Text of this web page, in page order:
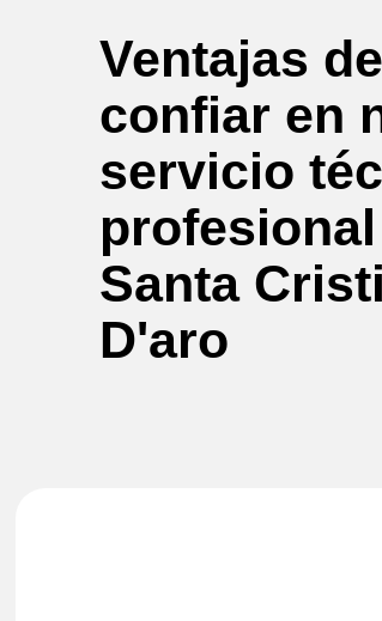
Ventajas de
confiar en
servicio
Santa
D'aro